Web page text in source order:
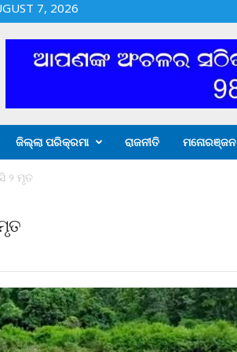
7, 2026
ଜିଲ୍ଲା ପରିକ୍ରମା ରାଜନୀତି ମନୋରଞ୍ଜନ
୨ ମୃତ